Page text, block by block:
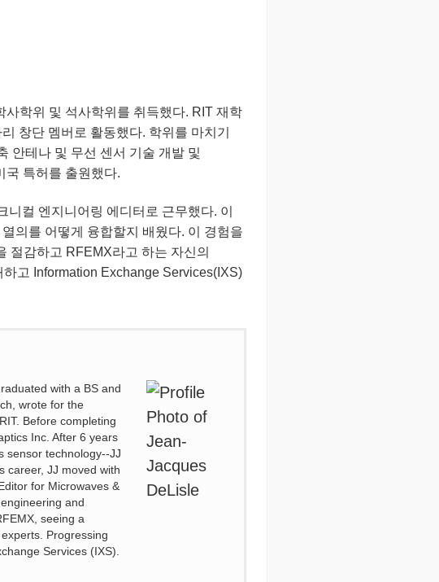
학위 및 석사학위를 취득했다. RIT 재학
창단 멤버로 활동했다. 학위를 마치기
안테나 및 무선 센서 기술 개발 및
국 특허를 출원했다.
컬 엔지니어링 에디터로 근무했다. 이
의를 어떻게 융합할지 배웠다. 이 경험을
절감하고 RFEMX라고 하는 자신의
고 Information Exchange Services(IXS)
with a BS and
wrote for the
Before completing
Inc. After 6 years
sensor technology--JJ
career, JJ moved with
for Microwaves &
and
seeing a
Progressing
Services (IXS).